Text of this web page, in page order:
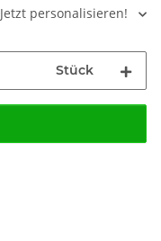
Jetzt personalisieren!
Stück